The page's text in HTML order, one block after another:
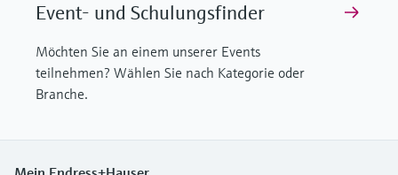
Event- und Schulungsfinder
Möchten Sie an einem unserer Events
teilnehmen? Wählen Sie nach Kategorie oder
Branche.